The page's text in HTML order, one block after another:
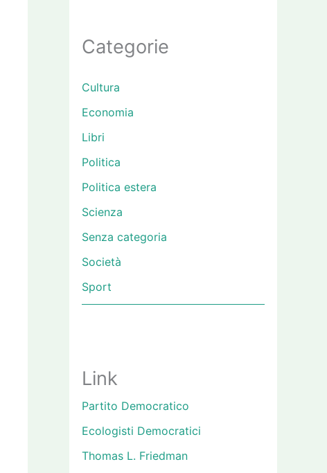
Categorie
Cultura
Economia
Libri
Politica
Politica estera
Scienza
Senza categoria
Società
Sport
Link
Partito Democratico
Ecologisti Democratici
Thomas L. Friedman